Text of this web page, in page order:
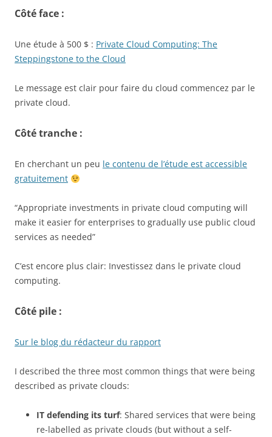
Côté face :
Une étude à 500 $ : Private Cloud Computing: The
Steppingstone to the Cloud
Le message est clair pour faire du cloud commencez par le
private cloud.
Côté tranche :
En cherchant un peu le contenu de l’étude est accessible
gratuitement
“Appropriate investments in private cloud computing will
make it easier for enterprises to gradually use public cloud
services as needed”
C’est encore plus clair: Investissez dans le private cloud
computing.
Côté pile :
Sur le blog du rédacteur du rapport
I described the three most common things that were being
described as private clouds:
IT defending its turf: Shared services that were being
re-labelled as private clouds (but without a self-